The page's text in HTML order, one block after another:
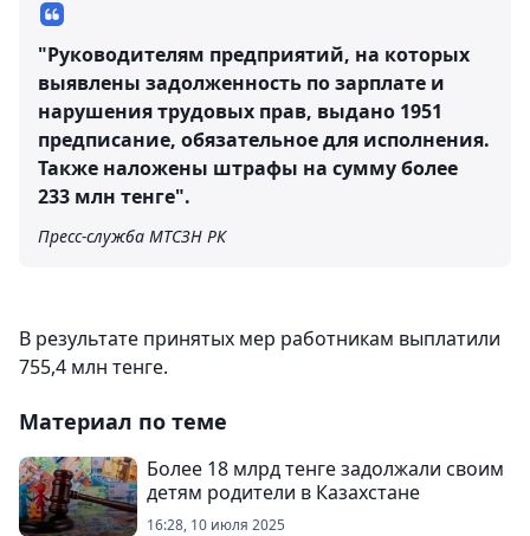
"Руководителям предприятий, на которых
выявлены задолженность по зарплате и
нарушения трудовых прав, выдано 1951
предписание, обязательное для исполнения.
Также наложены штрафы на сумму более
233 млн тенге".
Пресс-служба МТСЗН РК
В результате принятых мер работникам выплатили
755,4 млн тенге.
Материал по теме
Более 18 млрд тенге задолжали своим
детям родители в Казахстане
16:28, 10 июля 2025